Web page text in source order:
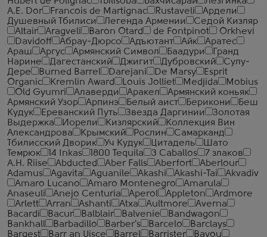
A.E. Dor
Francois de Martignac Rustaveli
Ардели
Душевный Тбилиси
Легенда Армении
Седой Кизляр
Altair
Aragveli Baron Otard de Fontpinot
Orkhevi
Davidoff
Абрау-Дюрсо Адъютант Айк
Аратес
Араш
Аргус Армянский Символ Баадури
Гранд
Нарине
Дагестанский Джигит Дубровский
Сулу-
Дере
Burned Barrel Darejani De Marsy
Esprit
Organic
Kremlin Award Louis Jolliet Medjida
Mobius
Old Gyumri
Алаверди Аракел
Армянский коньяк
Армянский Узор
Арпинэ Белый аист Берикони
Беш
Кудук
Ереванский Путь Звезда Даргинии
Золотая
Выдержка
Иорели Кизлярский
Коллекция Вин
Александрова
Крымский Рослин
Самарканд
Тбилисский Дворик
Уч Кудук Цитадель
Шато
Темрюк
14 Inkas 1800 Tequila 3 Caballos
7 злаков
A.H. Riise
Abducted Aber Falls Aberfort
Aberlour
Adamus
Agavita Aguanile Akashi Akashi-Tai
Akvadiv
Amaro Lucano
Amaro Montenegro
Amarula
Anaseuli
Anejo Centuria Aperol Appleton
Ardmore
Arlett
Arran Ashanti Atxa Aultmore
Averna
Bacardi
Bacur Balblair Balvenie
Bandwagon
Bankhall
Barbadillo Barber's Barcelo
Barclays
Bargest
Barr an Uisce Barrel Barrister
Bayou